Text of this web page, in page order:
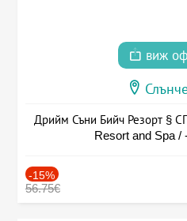
виж
Дрийм Съни Бийч Резорт §
Resort and Spa /
-15%
56.75€